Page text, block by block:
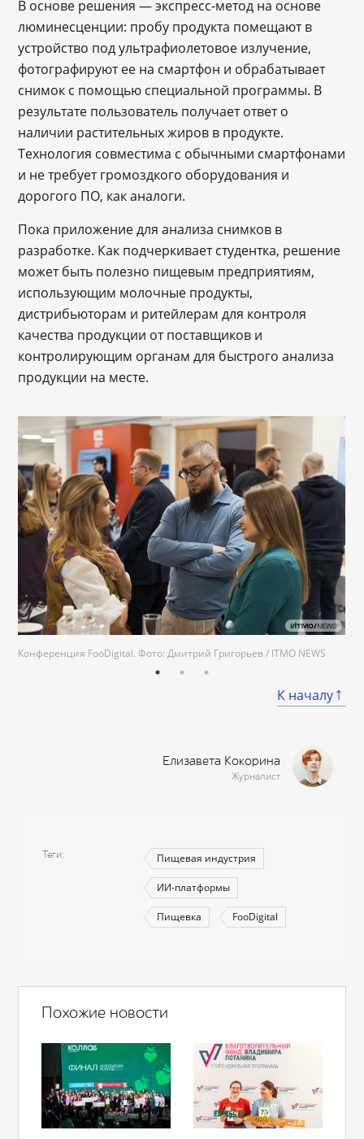
В основе решения — экспресс-метод на основе
люминесценции: пробу продукта помещают в
устройство под ультрафиолетовое излучение,
фотографируют ее на смартфон и обрабатывает
снимок с помощью специальной программы. В
результате пользователь получает ответ о
наличии растительных жиров в продукте.
Технология совместима с обычными смартфонами
и не требует громоздкого оборудования и
дорогого ПО, как аналоги.
Пока приложение для анализа снимков в
разработке. Как подчеркивает студентка, решение
может быть полезно пищевым предприятиям,
использующим молочные продукты,
дистрибьюторам и ритейлерам для контроля
качества продукции от поставщиков и
контролирующим органам для быстрого анализа
продукции на месте.
Конференция FooDigital. Фото: Дмитрий Григорьев / ITMO NEWS
К началу
Елизавета Кокорина
Журналист
Теги Пищевая индустрия
ИИ-платформы
Пищевка FooDigital
Похожие новости